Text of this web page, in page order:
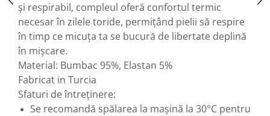
și respirabil, compleul oferă confortul termic
necesar în zilele toride, permițând pielii să respire
în timp ce micuța ta se bucură de libertate deplină
în mișcare.
Material: Bumbac 95%, Elastan 5%
Fabricat in Turcia
Sfaturi de întreținere:
Se recomandă spălarea la mașină la 30°C pentru